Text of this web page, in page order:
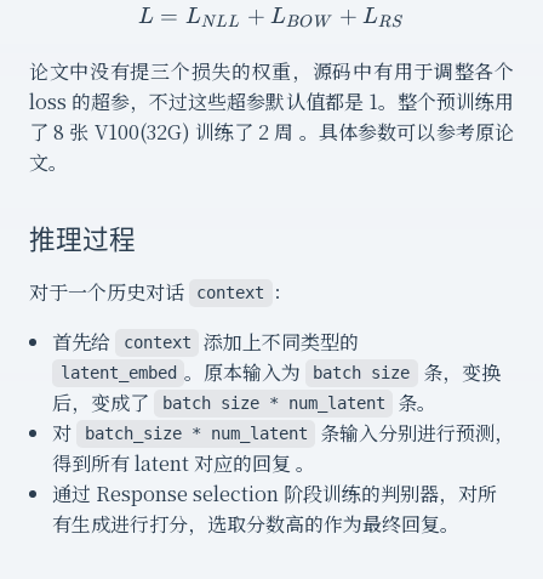
L = L_{NLL} +
L = LNLL + LBO W + LRS
论文中没有提三个损失的权重，源码中有用于调整各个
loss 的超参，不过这些超参默认值都是 1。整个预训练用
了 8 张 V100(32G) 训练了 2 周 。具体参数可以参考原论
文。
推理过程
对于一个历史对话 context
：
首先给
context 添加上不同类型的
latent_embed 。原本输入为 batch size
条，变换
后，变成了
batch size * num_latent
条。
对
batch_size * num_latent
条输入分别进行预测，
得到所有 latent 对应的回复 。
通过 Response selection 阶段训练的判别器，对所
有生成进行打分，选取分数高的作为最终回复。